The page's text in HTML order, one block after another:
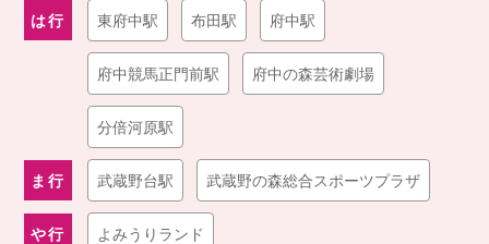
は行 東府中駅 布田駅 府中駅
府中競馬正門前駅 府中の森芸術劇場
分倍河原駅
ま行 武蔵野台駅 武蔵野の森総合スポーツプラザ
や行 よみうりランド